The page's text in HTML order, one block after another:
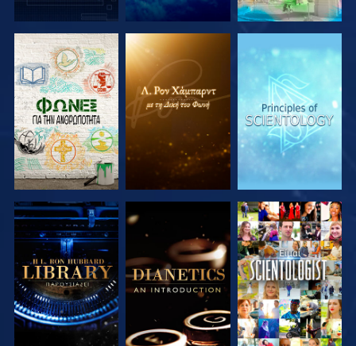
ΕΞΕΡΕΥΝΗΣΤΕ
ΤΗ ΣΕΙΡΑ
ΕΞΕΡΕΥΝΗΣΤΕ
ΤΗ ΣΕΙΡΑ
ΕΞΕΡΕΥΝΗΣΤΕ
ΤΗ ΣΕΙΡΑ
ΕΞΕΡΕΥΝΗΣΤΕ
ΤΗ ΣΕΙΡΑ
ΕΞΕΡΕΥΝΗΣΤΕ
ΤΗ ΣΕΙΡΑ
ΠΑΡΑΚΟΛΟΥΘΗΣΤΕ